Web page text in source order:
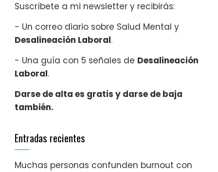
Suscríbete a mi newsletter y recibirás:
- Un correo diario sobre Salud Mental y
Desalineación Laboral.
- Una guía con 5 señales de Desalineación
Laboral.
Darse de alta es gratis y darse de baja
también.
Entradas recientes
Muchas personas confunden burnout con